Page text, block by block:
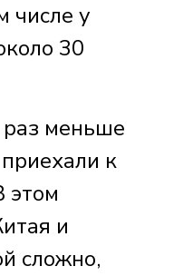
числе у
30
меньше
к
этом
и
сложно,